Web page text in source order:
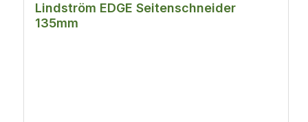
Lindström EDGE Seitenschneider
135mm